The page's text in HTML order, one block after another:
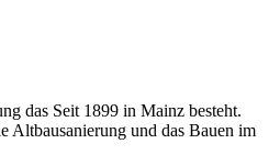
das Seit 1899 in Mainz besteht.
Altbausanierung und das Bauen im